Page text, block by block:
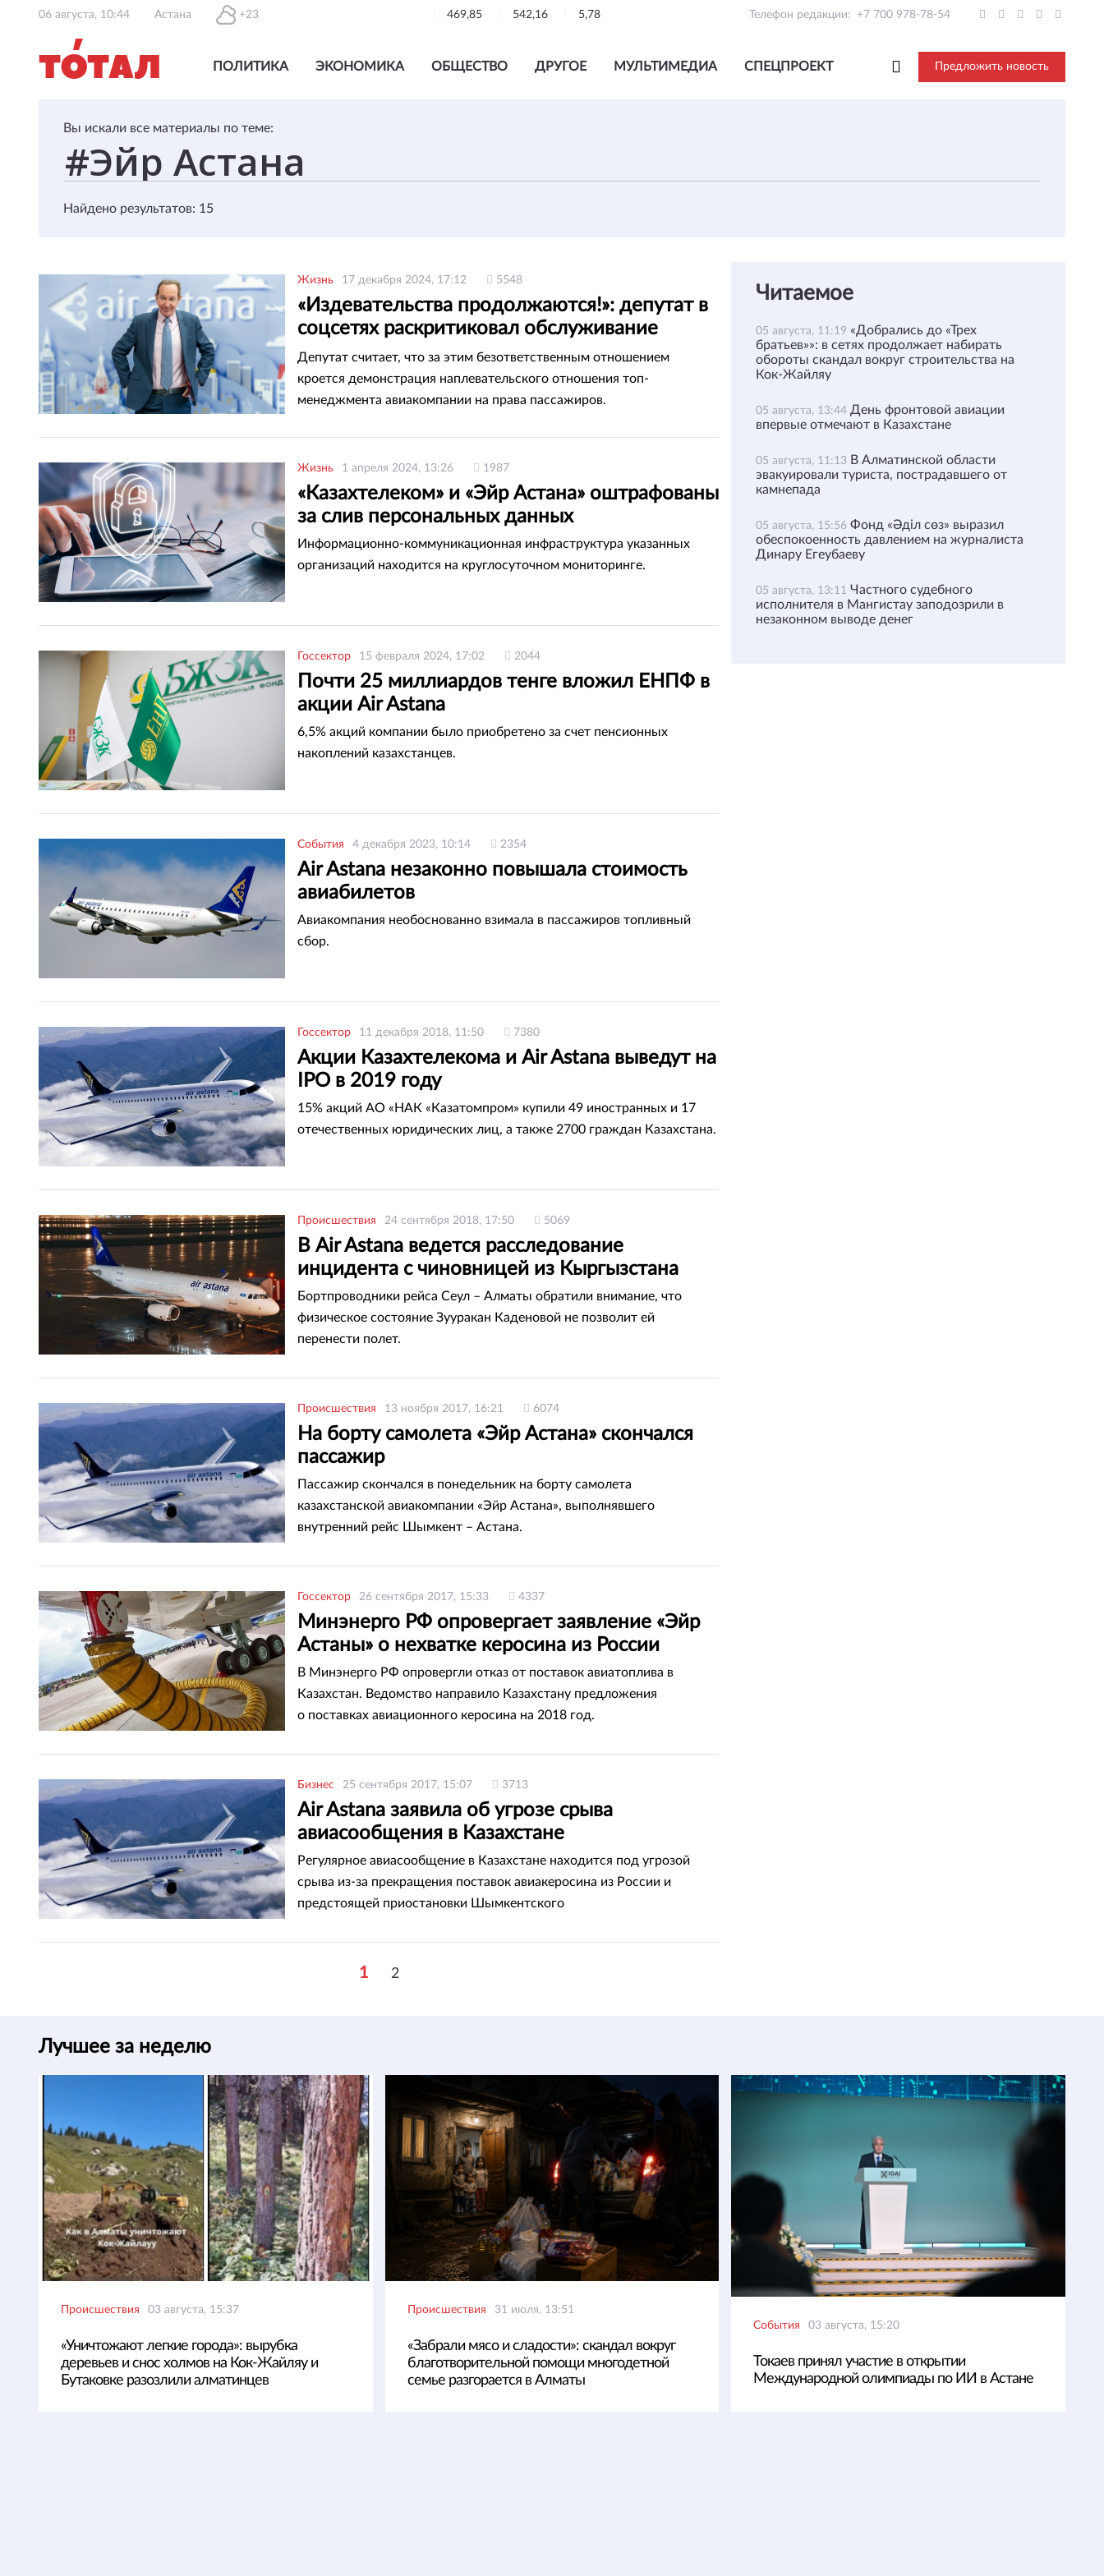
06 августа, 10:44 Астана +23 469,85 542,16 5,78 Телефон редакции: +7 700 978-78-54
ПОЛИТИКА ЭКОНОМИКА ОБЩЕСТВО ДРУГОЕ МУЛЬТИМЕДИА СПЕЦПРОЕКТ Предложить новость
Вы искали все материалы по теме:
Найдено результатов: 15
Жизнь 17 декабря 2024, 17:12 5548
«Издевательства продолжаются!»: депутат в
соцсетях раскритиковал обслуживание
AirAstana
Депутат считает, что за этим безответственным отношением
кроется демонстрация наплевательского отношения топ-
менеджмента авиакомпании на права пассажиров.
Жизнь 1 апреля 2024, 13:26 1987
«Казахтелеком» и «Эйр Астана» оштрафованы
за слив персональных данных
Информационно-коммуникационная инфраструктура указанных
организаций находится на круглосуточном мониторинге.
Госсектор 15 февраля 2024, 17:02 2044
Почти 25 миллиардов тенге вложил ЕНПФ в
акции Air Astana
6,5% акций компании было приобретено за счет пенсионных
накоплений казахстанцев.
События 4 декабря 2023, 10:14 2354
Air Astana незаконно повышала стоимость
авиабилетов
Авиакомпания необоснованно взимала в пассажиров топливный
сбор.
Госсектор 11 декабря 2018, 11:50 7380
Акции Казахтелекома и Air Astana выведут на
IPO в 2019 году
15% акций АО «НАК «Казатомпром» купили 49 иностранных и 17
отечественных юридических лиц, а также 2700 граждан Казахстана.
Происшествия 24 сентября 2018, 17:50 5069
В Air Astana ведется расследование
инцидента с чиновницей из Кыргызстана
Бортпроводники рейса Сеул – Алматы обратили внимание, что
физическое состояние Зууракан Каденовой не позволит ей
перенести полет.
Происшествия 13 ноября 2017, 16:21 6074
На борту самолета «Эйр Астана» скончался
пассажир
Пассажир скончался в понедельник на борту самолета
казахстанской авиакомпании «Эйр Астана», выполнявшего
внутренний рейс Шымкент – Астана.
Госсектор 26 сентября 2017, 15:33 4337
Минэнерго РФ опровергает заявление «Эйр
Астаны» о нехватке керосина из России
В Минэнерго РФ опровергли отказ от поставок авиатоплива в
Казахстан. Ведомство направило Казахстану предложения
о поставках авиационного керосина на 2018 год.
Бизнес 25 сентября 2017, 15:07 3713
Air Astana заявила об угрозе срыва
авиасообщения в Казахстане
Регулярное авиасообщение в Казахстане находится под угрозой
срыва из-за прекращения поставок авиакеросина из России и
предстоящей приостановки Шымкентского
1 2
Читаемое
05 августа, 11:19 «Добрались до «Трех
братьев»»: в сетях продолжает набирать
обороты скандал вокруг строительства на
Кок-Жайляу
05 августа, 13:44 День фронтовой авиации
впервые отмечают в Казахстане
05 августа, 11:13 В Алматинской области
эвакуировали туриста, пострадавшего от
камнепада
05 августа, 15:56 Фонд «Әділ сөз» выразил
обеспокоенность давлением на журналиста
Динару Егеубаеву
05 августа, 13:11 Частного судебного
исполнителя в Мангистау заподозрили в
незаконном выводе денег
Лучшее за неделю
Происшествия 03 августа, 15:37
«Уничтожают легкие города»: вырубка
деревьев и снос холмов на Кок-Жайляу и
Бутаковке разозлили алматинцев
Происшествия 31 июля, 13:51
«Забрали мясо и сладости»: скандал вокруг
благотворительной помощи многодетной
семье разгорается в Алматы
События 03 августа, 15:20
Токаев принял участие в открытии
Международной олимпиады по ИИ в Астане